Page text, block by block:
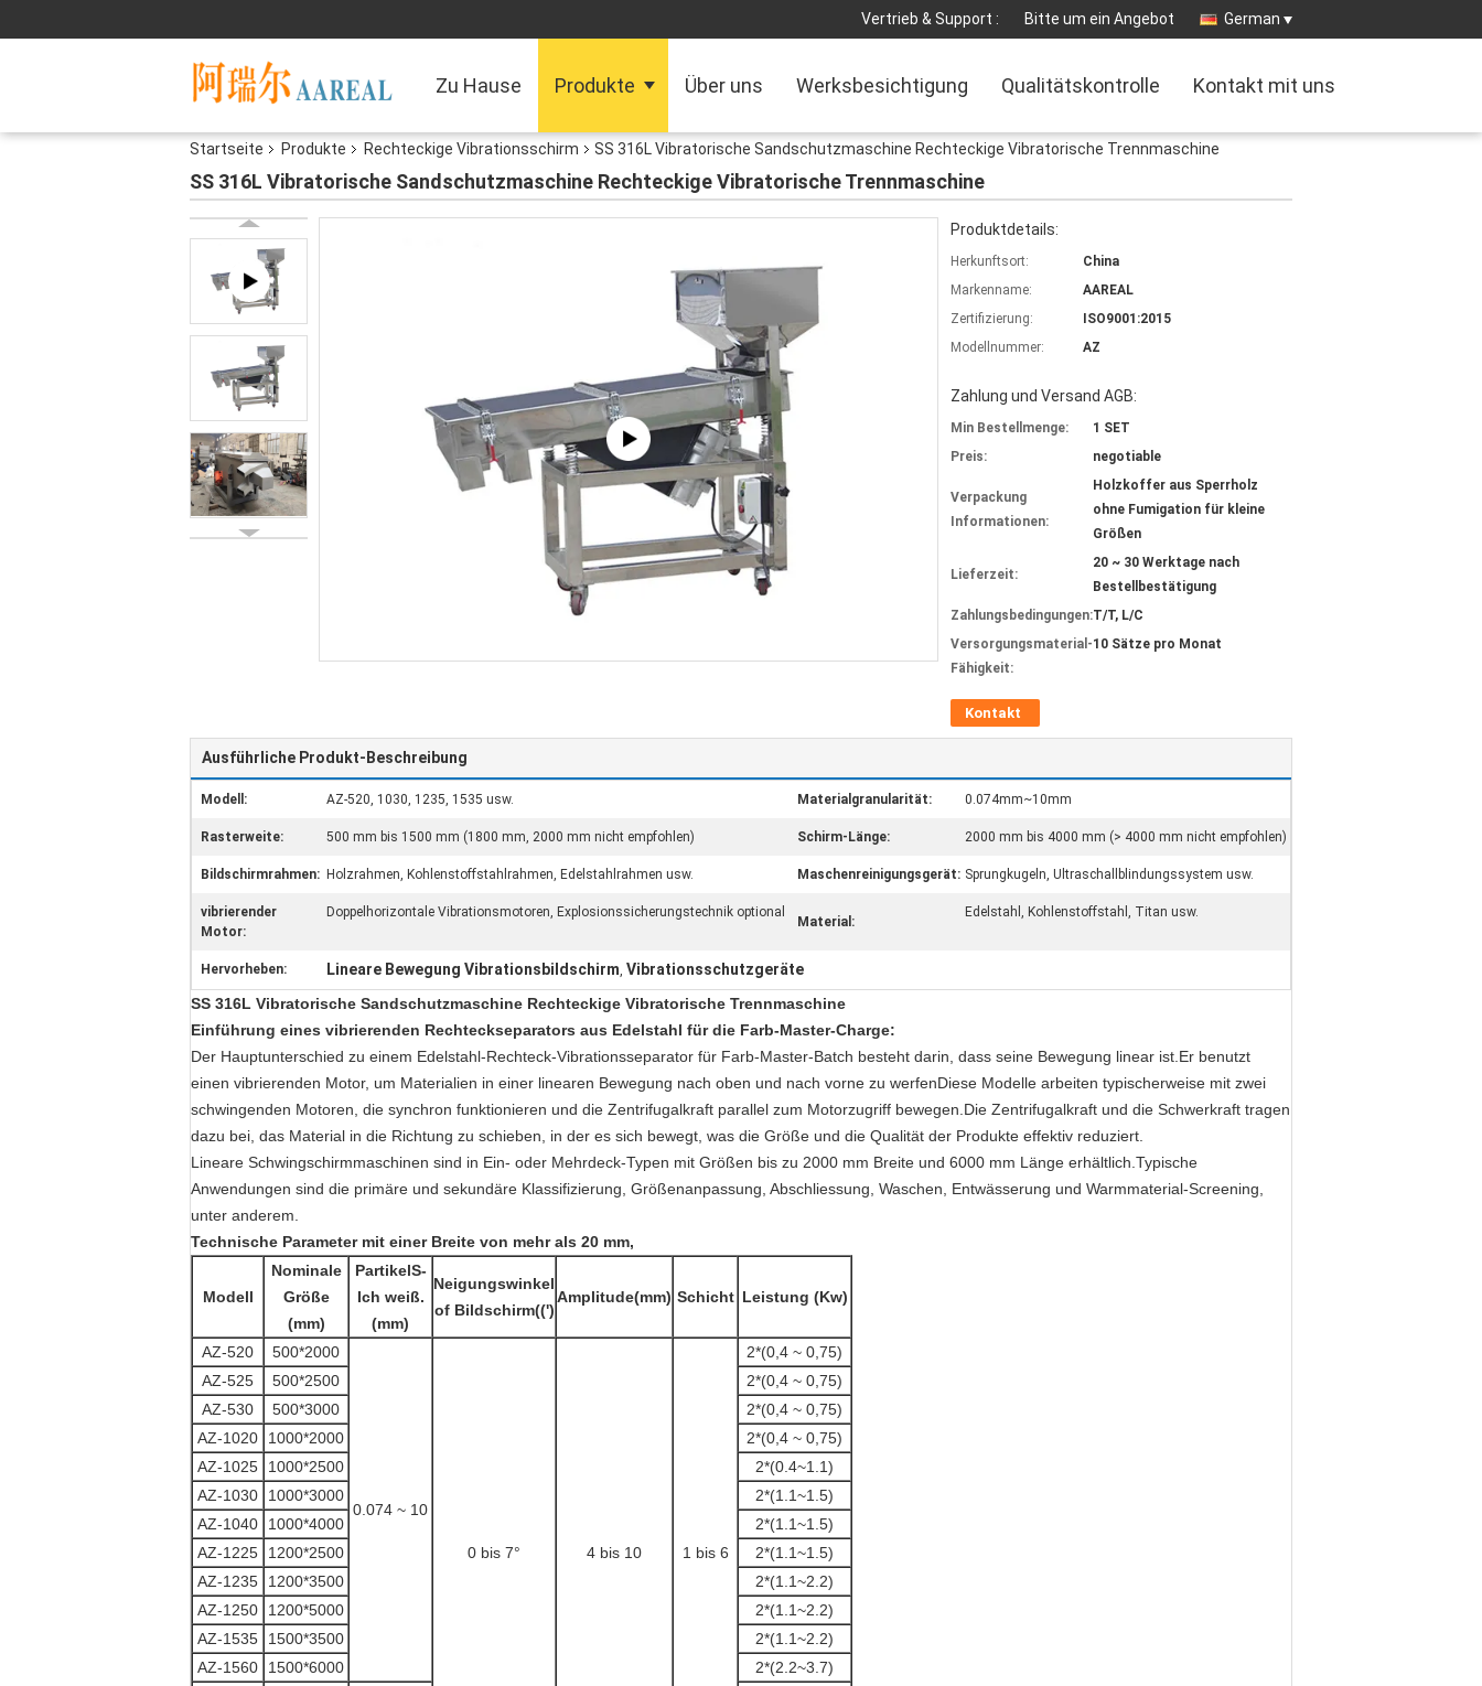
Vertrieb & Support : Bitte um ein Angebot German
Zu Hause Produkte Über uns Werksbesichtigung Qualitätskontrolle Kontakt mit uns
Startseite Produkte Rechteckige Vibrationsschirm SS 316L Vibratorische Sandschutzmaschine Rechteckige Vibratorische Trennmaschine
SS 316L Vibratorische Sandschutzmaschine Rechteckige Vibratorische Trennmaschine
Produktdetails:
Herkunftsort:
China
Markenname:
AAREAL
Zertifizierung:
ISO9001:2015
Modellnummer:
AZ
Zahlung und Versand AGB:
Min Bestellmenge:
1 SET
Preis:
negotiable
Verpackung
Informationen:
Holzkoffer aus Sperrholz
ohne Fumigation für kleine
Größen
Lieferzeit:
20 ~ 30 Werktage nach
Bestellbestätigung
Zahlungsbedingungen:T/T, L/C
Versorgungsmaterial-
Fähigkeit:
10 Sätze pro Monat
Kontakt
Ausführliche Produkt-Beschreibung
Modell: AZ-520, 1030, 1235, 1535 usw. Materialgranularität: 0.074mm~10mm
Rasterweite: 500 mm bis 1500 mm (1800 mm, 2000 mm nicht empfohlen) Schirm-Länge: 2000 mm bis 4000 mm (> 4000 mm nicht empfohlen)
Bildschirmrahmen: Holzrahmen, Kohlenstoffstahlrahmen, Edelstahlrahmen usw. Maschenreinigungsgerät: Sprungkugeln, Ultraschallblindungssystem usw.
vibrierender
Motor:
Doppelhorizontale Vibrationsmotoren, Explosionssicherungstechnik optional
Material:
Edelstahl, Kohlenstoffstahl, Titan usw.
Hervorheben: Lineare Bewegung Vibrationsbildschirm, Vibrationsschutzgeräte
SS 316L Vibratorische Sandschutzmaschine Rechteckige Vibratorische Trennmaschine
Einführung eines vibrierenden Rechteckseparators aus Edelstahl für die Farb-Master-Charge:
Der Hauptunterschied zu einem Edelstahl-Rechteck-Vibrationsseparator für Farb-Master-Batch besteht darin, dass seine Bewegung linear ist.Er benutzt
einen vibrierenden Motor, um Materialien in einer linearen Bewegung nach oben und nach vorne zu werfenDiese Modelle arbeiten typischerweise mit zwei
schwingenden Motoren, die synchron funktionieren und die Zentrifugalkraft parallel zum Motorzugriff bewegen.Die Zentrifugalkraft und die Schwerkraft tragen
dazu bei, das Material in die Richtung zu schieben, in der es sich bewegt, was die Größe und die Qualität der Produkte effektiv reduziert.
Lineare Schwingschirmmaschinen sind in Ein- oder Mehrdeck-Typen mit Größen bis zu 2000 mm Breite und 6000 mm Länge erhältlich.Typische
Anwendungen sind die primäre und sekundäre Klassifizierung, Größenanpassung, Abschliessung, Waschen, Entwässerung und Warmmaterial-Screening,
unter anderem.
Technische Parameter mit einer Breite von mehr als 20 mm,
Modell
Nominale
Größe
(mm)
PartikelS-
Ich weiß.
(mm)
Neigungswinkel
of Bildschirm((')
Amplitude(mm) Schicht Leistung (Kw)
AZ-520 500*2000
0.074 ~ 10
0 bis 7° 4 bis 10 1 bis 6
2*(0,4 ~ 0,75)
AZ-525
500*2500
2*(0,4 ~ 0,75)
AZ-530
500*3000
2*(0,4 ~ 0,75)
AZ-1020
1000*2000
2*(0,4 ~ 0,75)
AZ-1025
1000*2500
2*(0.4~1.1)
AZ-1030
1000*3000
2*(1.1~1.5)
AZ-1040
1000*4000
2*(1.1~1.5)
AZ-1225
1200*2500
2*(1.1~1.5)
AZ-1235
1200*3500
2*(1.1~2.2)
AZ-1250
1200*5000
2*(1.1~2.2)
AZ-1535
1500*3500
2*(1.1~2.2)
AZ-1560
1500*6000
2*(2.2~3.7)